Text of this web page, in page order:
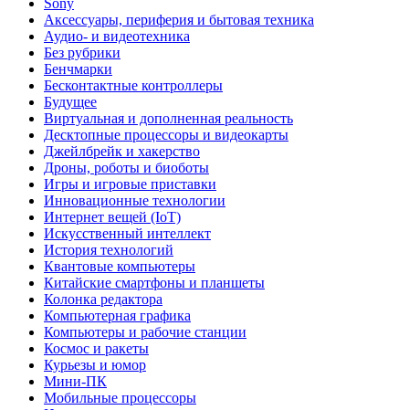
Sony
Аксессуары, периферия и бытовая техника
Аудио- и видеотехника
Без рубрики
Бенчмарки
Бесконтактные контроллеры
Будущее
Виртуальная и дополненная реальность
Десктопные процессоры и видеокарты
Джейлбрейк и хакерство
Дроны, роботы и биоботы
Игры и игровые приставки
Инновационные технологии
Интернет вещей (IoT)
Искусственный интеллект
История технологий
Квантовые компьютеры
Китайские смартфоны и планшеты
Колонка редактора
Компьютерная графика
Компьютеры и рабочие станции
Космос и ракеты
Курьезы и юмор
Мини-ПК
Мобильные процессоры